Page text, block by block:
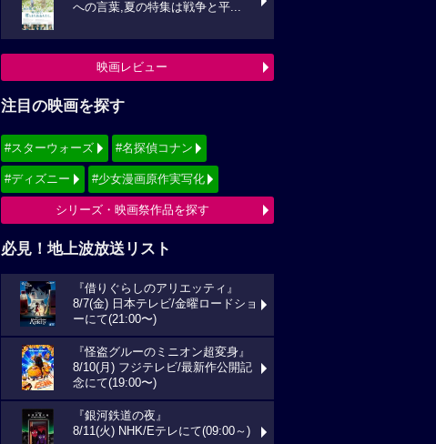
への言葉,夏の特集は戦争と平...
映画レビュー
注目の映画を探す
#スターウォーズ #名探偵コナン
#ディズニー #少女漫画原作実写化
シリーズ・映画祭作品を探す
必見！地上波放送リスト
『借りぐらしのアリエッティ』
8/7(金) 日本テレビ/金曜ロードショ
ーにて(21:00〜)
『怪盗グルーのミニオン超変身』
8/10(月) フジテレビ/最新作公開記
念にて(19:00〜)
『銀河鉄道の夜』
8/11(火) NHK/Eテレにて(09:00～)